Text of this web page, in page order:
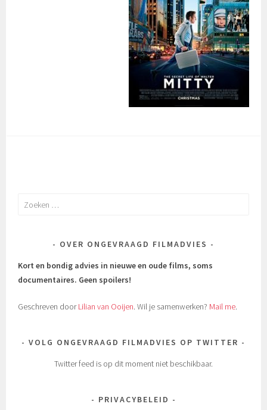
Zoeken
OVER ONGEVRAAGD FILMADVIES
Kort en bondig advies in nieuwe en oude films, soms
documentaires. Geen spoilers!
Geschreven doorLilian van Ooijen. Wil je samenwerken? Mail me.
VOLG ONGEVRAAGD FILMADVIES OP TWITTER
Twitter feed is op dit moment niet beschikbaar.
PRIVACYBELEID